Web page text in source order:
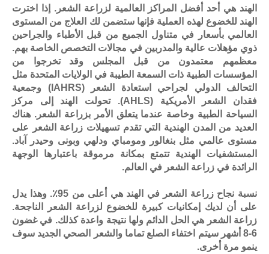
الهند هي أحد أفضل المراكز العالمية لزراعة الشعر. إذا اخترت
الهند للخضوع لهذه العملية فإنها ستضمن لك العلاج من المستوى
العالمي بأسعار في متناول الجميع من قبل الأطباء والجراحين
ذوي مؤهلات عالية والمدربين في مجالات التخصص الخاصة بهم.
معظمهم معتمدون من قبل المجلس وقد تخرجوا من
المؤسسات الطبية ذات السمعة الطيبة في الولايات المتحدة مثل
التحالف الدولي لجراحي استعادة الشعر (IAHRS) وجمعية
فقدان الشعر الأمريكية (AHLS). تحولت الهند إلى مركز
السياحة الطبية وخاصة عندما يتعلق الأمر بزراعة الشعر. هناك
العديد من المدن الهندية التي تقدم تسهيلات زراعة الشعر على
مستوى عالمي مثل بنغالور ومومباي ودلهي وبونى وحيدر آباد.
المستشفيات الهندية تتمتع بمكانة مرموقة باعتبارها الوجهة
الرائدة في زراعة الشعر في العالم.
نسبة نجاح زراعة الشعر في الهند هي أعلى من 95٪. وهذا يدل
على أن لديك إمكانيات كبيرة للخضوع لزراعة الشعر الناجحة.
زراعة الشعر هي الحل الدائم ولها نتيجة واعدة كذلك. في غضون
6-8 أشهر سيتم اختفاء الصلع تماما والشعر الصحي الجديد سوف
ينمو مرة أخرى.